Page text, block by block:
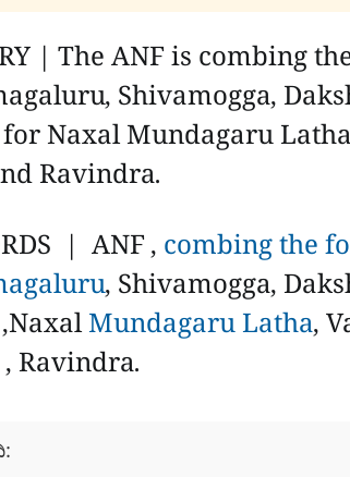
| The ANF is combing
Shivamogga,
Naxal Mundagaru
Ravindra.
| ANF , combing the
, Shivamogga,
Mundagaru Latha,
Ravindra.